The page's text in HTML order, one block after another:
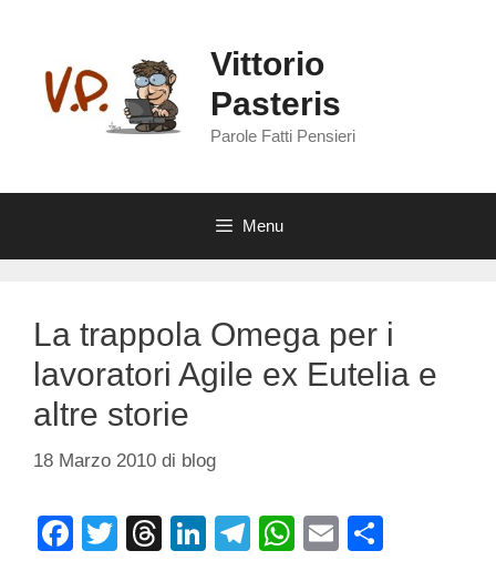
contenuto
Vittorio
Pasteris
Parole Fatti Pensieri
Menu
La trappola Omega per i
lavoratori Agile ex Eutelia e
altre storie
18 Marzo 2010 di blog
F
T
T
Li
T
W E